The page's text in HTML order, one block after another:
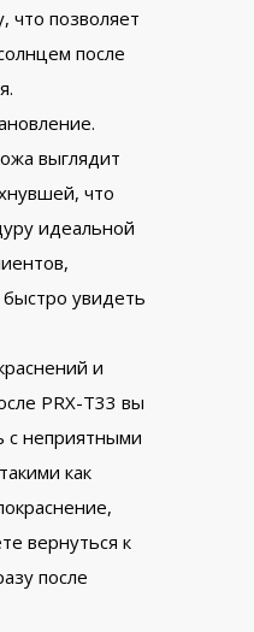
что позволяет
после
выглядит
что
идеальной
увидеть
и
PRX-T33 вы
с неприятными
как
вернуться к
после